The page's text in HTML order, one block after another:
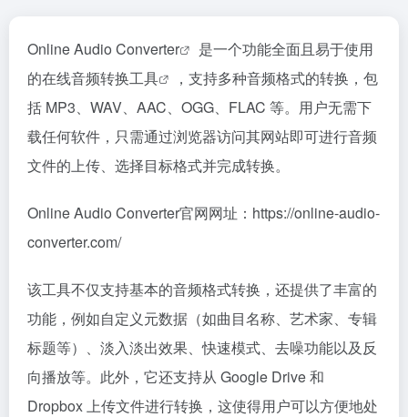
Online Audio Converter
是一个功能全面且易于使用
的在线音频转换工具
，支持多种音频格式的转换，包
括 MP3、WAV、AAC、OGG、FLAC 等。用户无需下
载任何软件，只需通过浏览器访问其网站即可进行音频
文件的上传、选择目标格式并完成转换。
Online Audio Converter官网网址：https://online-audio-
converter.com/
该工具不仅支持基本的音频格式转换，还提供了丰富的
功能，例如自定义元数据（如曲目名称、艺术家、专辑
标题等）、淡入淡出效果、快速模式、去噪功能以及反
向播放等。此外，它还支持从 Google Drive 和
Dropbox 上传文件进行转换，这使得用户可以方便地处